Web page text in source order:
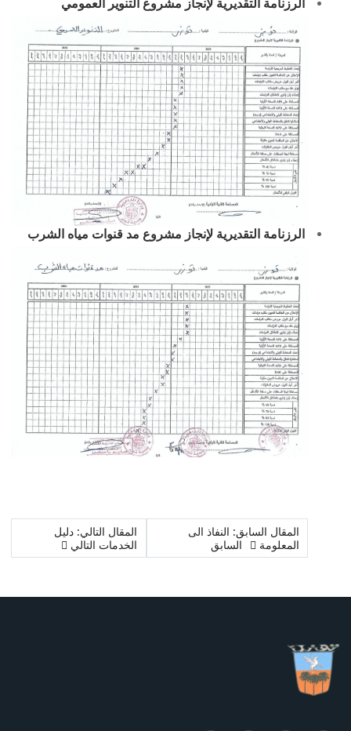
الرزنامة التقديرية لإنجاز مشروع مد قنوات مياه الشرب
المقال السابق: النفاذ الى
المعلومة
السابق
المقال التالي: دليل
الخدمات التالي